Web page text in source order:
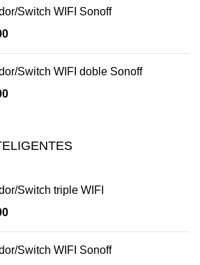
Switch WIFI Sonoff
Switch WIFI doble Sonoff
Switch triple WIFI
Switch WIFI Sonoff